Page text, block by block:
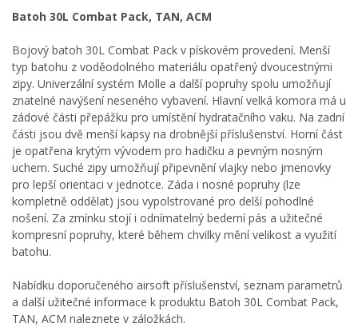
Batoh 30L Combat Pack, TAN, ACM
Bojový batoh 30L Combat Pack v pískovém provedení. Menší
typ batohu z voděodolného materiálu opatřený dvoucestnými
zipy. Univerzální systém Molle a další popruhy spolu umožňují
znatelné navýšení neseného vybavení. Hlavní velká komora má u
zádové části přepážku pro umístění hydratačního vaku. Na zadní
části jsou dvě menší kapsy na drobnější příslušenství. Horní část
je opatřena krytým vývodem pro hadičku a pevným nosným
uchem. Suché zipy umožňují připevnění vlajky nebo jmenovky
pro lepší orientaci v jednotce. Záda i nosné popruhy (lze
kompletně oddělat) jsou vypolstrované pro delší pohodlné
nošení. Za zmínku stojí i odnímatelný bederní pás a užitečné
kompresní popruhy, které během chvilky mění velikost a využití
batohu.
Nabídku doporučeného airsoft příslušenství, seznam parametrů
a další užitečné informace k produktu Batoh 30L Combat Pack,
TAN, ACM naleznete v záložkách.